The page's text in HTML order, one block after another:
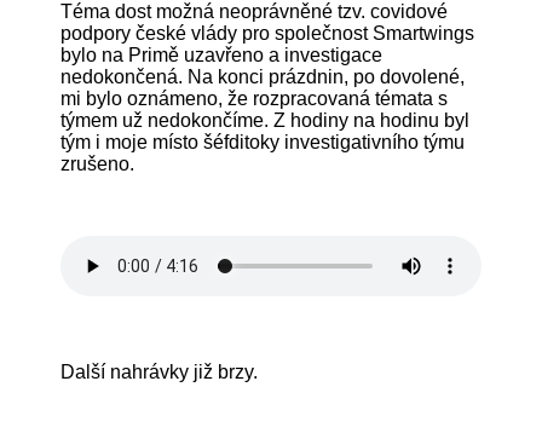
Téma dost možná neoprávněné tzv. covidové
podpory české vlády pro společnost Smartwings
bylo na Primě uzavřeno a investigace
nedokončená. Na konci prázdnin, po dovolené,
mi bylo oznámeno, že rozpracovaná témata s
týmem už nedokončíme. Z hodiny na hodinu byl
tým i moje místo šéfditoky investigativního týmu
zrušeno.
Další nahrávky již brzy.